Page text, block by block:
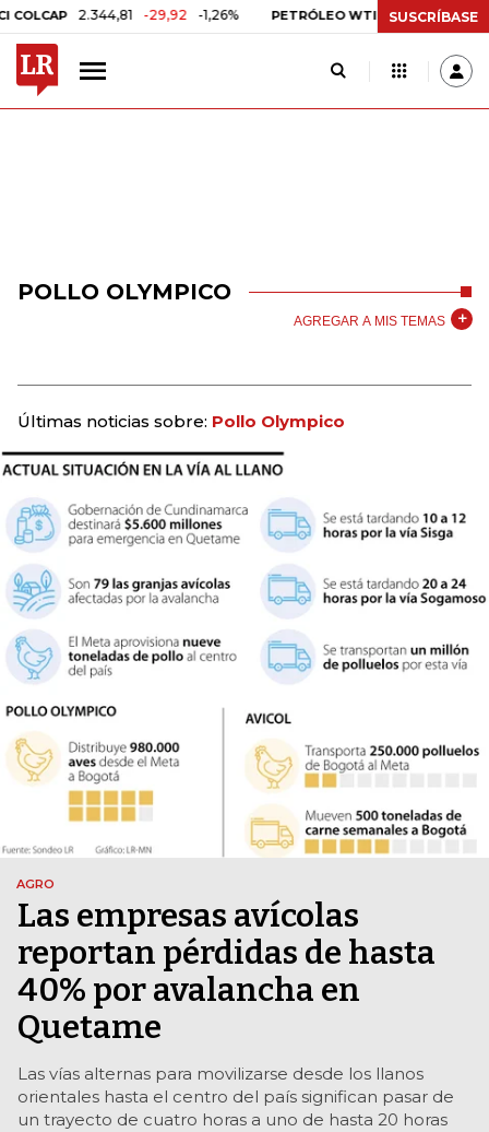
2.344,81 -29,92 -1,26% PETRÓLEO WTI US$ 75,09 -US$
SUSCRÍBASE
POLLO OLYMPICO
AGREGAR A MIS TEMAS
Últimas noticias sobre: Pollo Olympico
AGRO
Las empresas avícolas
reportan pérdidas de hasta
40% por avalancha en
Quetame
Las vías alternas para movilizarse desde los llanos
orientales hasta el centro del país significan pasar de
un trayecto de cuatro horas a uno de hasta 20 horas